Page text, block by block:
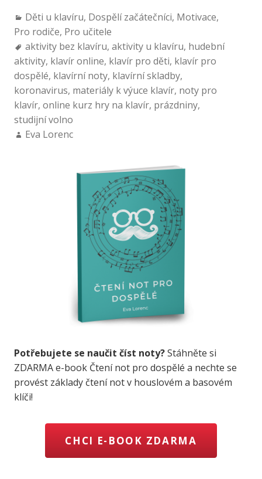
Děti u klavíru, Dospělí začátečníci, Motivace,
Pro rodiče, Pro učitele
aktivity bez klavíru, aktivity u klavíru, hudební
aktivity, klavír online, klavír pro děti, klavír pro
dospělé, klavírní noty, klavírní skladby,
koronavirus, materiály k výuce klavír, noty pro
klavír, online kurz hry na klavír, prázdniny,
studijní volno
Eva Lorenc
Potřebujete se naučit číst noty?Stáhněte si
ZDARMA e-book Čtení not pro dospělé a nechte se
provést základy čtení not v houslovém a basovém
klíči!
CHCI E-BOOK ZDARMA